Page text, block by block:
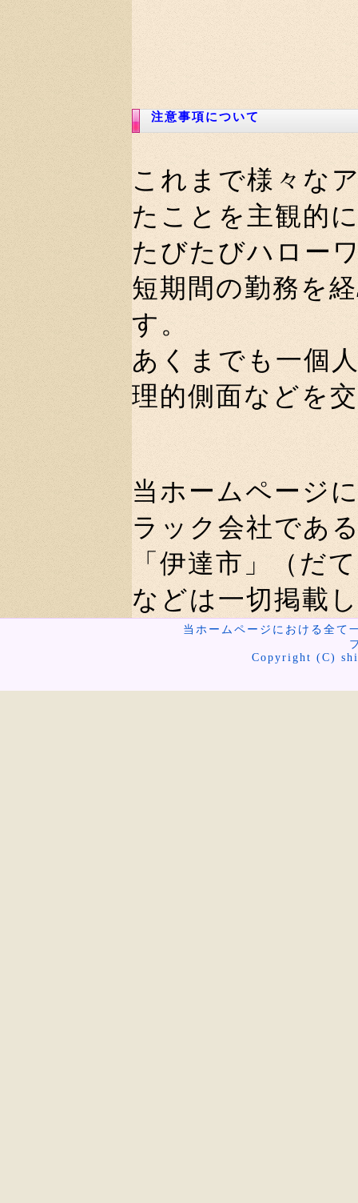
注意事項について
これまで様々な
たことを主観的
たびたびハロー
短期間の勤務を
す。
あくまでも一個
理的側面などを
当ホームページ
ラック会社であ
「伊達市」（だ
などは一切掲載
当ホームページにおける全
Copyright (C)